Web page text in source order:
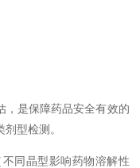
，是保障药品安全有效的
型检测。
同晶型影响药物溶解性